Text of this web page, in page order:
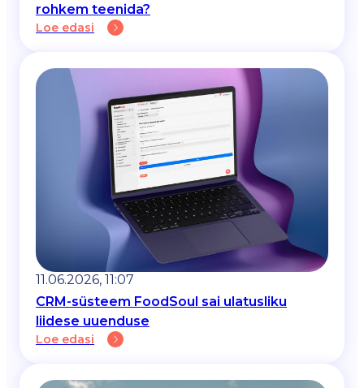
rohkem teenida?
Loe edasi
11.06.2026, 11:07
CRM-süsteem FoodSoul sai ulatusliku
liidese uuenduse
Loe edasi